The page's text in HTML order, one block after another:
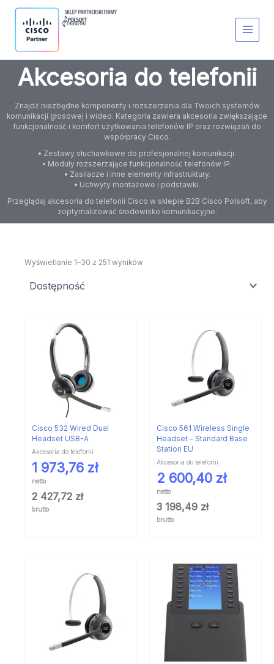
Akcesoria do telefonii
Znajdź niezbędne komponenty i rozszerzenia dla Twoich systemów
komunikacji głosowej i wideo. Kategoria zawiera akcesoria zwiększające
funkcjonalność i komfort użytkowania telefonów IP oraz rozwiązań do
współpracy Cisco.
• Zestawy słuchawkowe do profesjonalnej komunikacji.
• Moduły rozszerzające funkcjonalność telefonów IP.
• Zasilacze i inne elementy infrastruktury.
• Uchwyty montażowe i podstawki.
Przeglądaj akcesoria do telefonii Cisco w sklepie B2B Cisco Polsoft, aby
zoptymalizować środowisko komunikacyjne.
u
Wyświetlanie 1–30 z 251 wyników
Cisco 532 Wired Dual
Headset USB-A
Akcesoria do telefonii
1 973,76 zł
netto
2 427,72 zł
brutto
Cisco 561 Wireless Single
Headset – Standard Base
Station EU
Akcesoria do telefonii
2 600,40 zł
netto
3 198,49 zł
brutto